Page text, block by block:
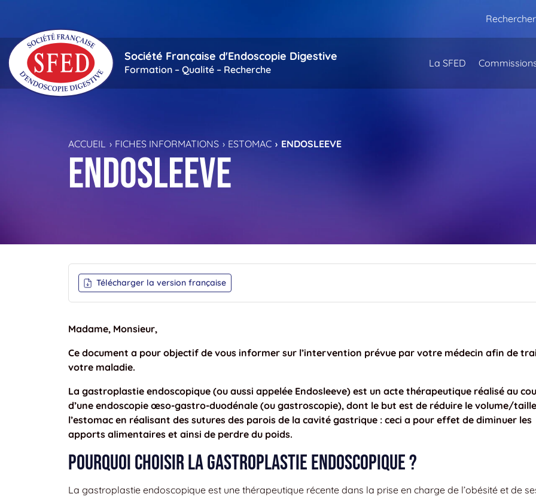
Rechercher
Société Française d'Endoscopie Digestive
Formation – Qualité – Recherche
La SFED
ACCUEIL FICHES INFORMATIONS ESTOMAC ENDOSLEEVE
Endosleeve
Télécharger la version française
Madame, Monsieur,
Ce document a pour objectif de vous informer sur l’intervention prévue par votre médecin afin de
votre maladie.
La gastroplastie endoscopique (ou aussi appelée Endosleeve) est un acte thérapeutique réalisé au
d’une endoscopie œso-gastro-duodénale (ou gastroscopie), dont le but est de réduire le volume/
l’estomac en réalisant des sutures des parois de la cavité gastrique : ceci a pour effet de diminuer les
apports alimentaires et ainsi de perdre du poids.
Pourquoi choisir la gastroplastie endoscopique ?
La gastroplastie endoscopique est une thérapeutique récente dans la prise en charge de l’obésité et de